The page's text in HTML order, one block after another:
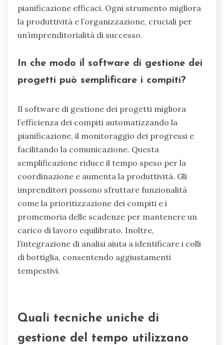
pianificazione efficaci. Ogni strumento migliora
la produttività e l’organizzazione, cruciali per
un’imprenditorialità di successo.
In che modo il software di gestione dei
progetti può semplificare i compiti?
Il software di gestione dei progetti migliora
l’efficienza dei compiti automatizzando la
pianificazione, il monitoraggio dei progressi e
facilitando la comunicazione. Questa
semplificazione riduce il tempo speso per la
coordinazione e aumenta la produttività. Gli
imprenditori possono sfruttare funzionalità
come la prioritizzazione dei compiti e i
promemoria delle scadenze per mantenere un
carico di lavoro equilibrato. Inoltre,
l’integrazione di analisi aiuta a identificare i colli
di bottiglia, consentendo aggiustamenti
tempestivi.
Quali tecniche uniche di
gestione del tempo utilizzano